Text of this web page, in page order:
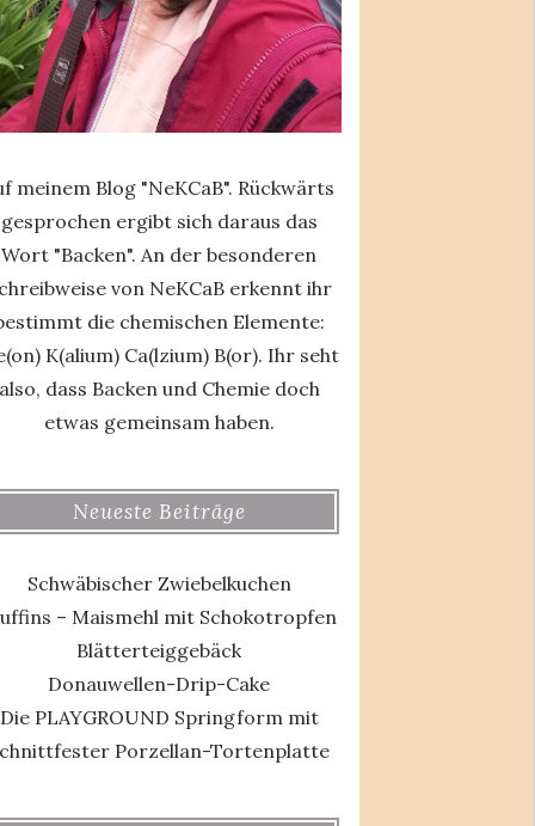
meinem Blog "NeKCaB". Rückwärts
gesprochen ergibt sich daraus das
Wort "Backen". An der besonderen
von NeKCaB erkennt ihr
die chemischen Elemente:
K(alium) Ca(lzium) B(or). Ihr seht
dass Backen und Chemie doch
etwas gemeinsam haben.
Neueste Beiträge
Schwäbischer Zwiebelkuchen
– Maismehl mit Schokotropfen
Blätterteiggebäck
Donauwellen-Drip-Cake
Die PLAYGROUND Springform mit
Porzellan-Tortenplatte